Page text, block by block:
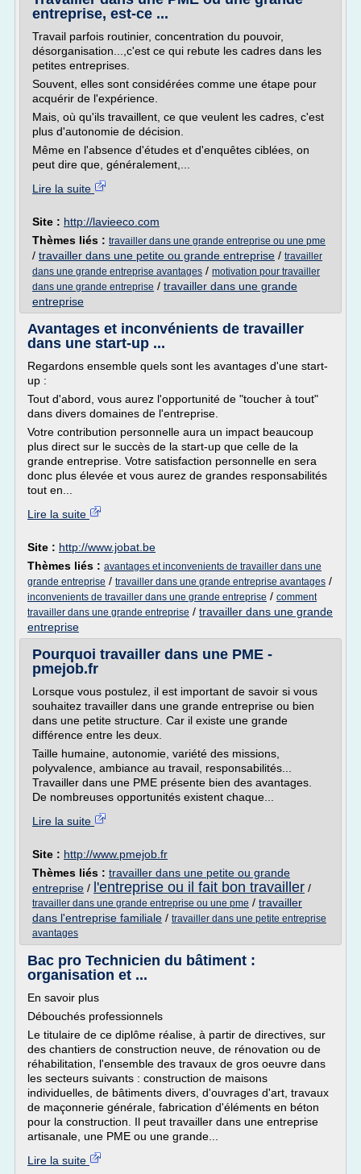
entreprise, est-ce ...
Travail parfois routinier, concentration du pouvoir,
désorganisation...,c'est ce qui rebute les cadres dans les
petites entreprises.
Souvent, elles sont considérées comme une étape pour
acquérir de l'expérience.
Mais, où qu'ils travaillent, ce que veulent les cadres, c'est
plus d'autonomie de décision.
Même en l'absence d'études et d'enquêtes ciblées, on
peut dire que, généralement,...
Lire la suite
Site : http://lavieeco.com
Thèmes liés : travailler dans une grande entreprise ou une pme
/ travailler dans une petite ou grande entreprise / travailler
dans une grande entreprise avantages / motivation pour travailler
dans une grande entreprise / travailler dans une grande
entreprise
Avantages et inconvénients de travailler
dans une start-up ...
Regardons ensemble quels sont les avantages d'une start-
up :
Tout d'abord, vous aurez l'opportunité de "toucher à tout"
dans divers domaines de l'entreprise.
Votre contribution personnelle aura un impact beaucoup
plus direct sur le succès de la start-up que celle de la
grande entreprise. Votre satisfaction personnelle en sera
donc plus élevée et vous aurez de grandes responsabilités
tout en...
Lire la suite
Site : http://www.jobat.be
Thèmes liés : avantages et inconvenients de travailler dans une
grande entreprise / travailler dans une grande entreprise avantages /
inconvenients de travailler dans une grande entreprise / comment
travailler dans une grande entreprise / travailler dans une grande
entreprise
Pourquoi travailler dans une PME -
pmejob.fr
Lorsque vous postulez, il est important de savoir si vous
souhaitez travailler dans une grande entreprise ou bien
dans une petite structure. Car il existe une grande
différence entre les deux.
Taille humaine, autonomie, variété des missions,
polyvalence, ambiance au travail, responsabilités...
Travailler dans une PME présente bien des avantages.
De nombreuses opportunités existent chaque...
Lire la suite
Site : http://www.pmejob.fr
Thèmes liés : travailler dans une petite ou grande
entreprise / l'entreprise ou il fait bon travailler /
travailler dans une grande entreprise ou une pme / travailler
dans l'entreprise familiale / travailler dans une petite entreprise
avantages
Bac pro Technicien du bâtiment :
organisation et ...
En savoir plus
Débouchés professionnels
Le titulaire de ce diplôme réalise, à partir de directives, sur
des chantiers de construction neuve, de rénovation ou de
réhabilitation, l'ensemble des travaux de gros oeuvre dans
les secteurs suivants : construction de maisons
individuelles, de bâtiments divers, d'ouvrages d'art, travaux
de maçonnerie générale, fabrication d'éléments en béton
pour la construction. Il peut travailler dans une entreprise
artisanale, une PME ou une grande...
Lire la suite